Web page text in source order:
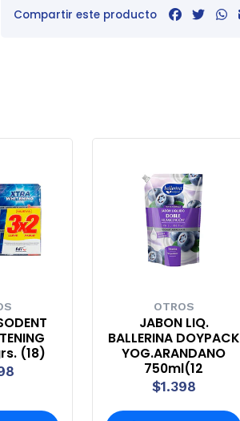
Compartir este producto
(18)
OTROS
JABON LIQ.
BALLERINA DOYPACK
YOG.ARANDANO
750ml(12
$1.398